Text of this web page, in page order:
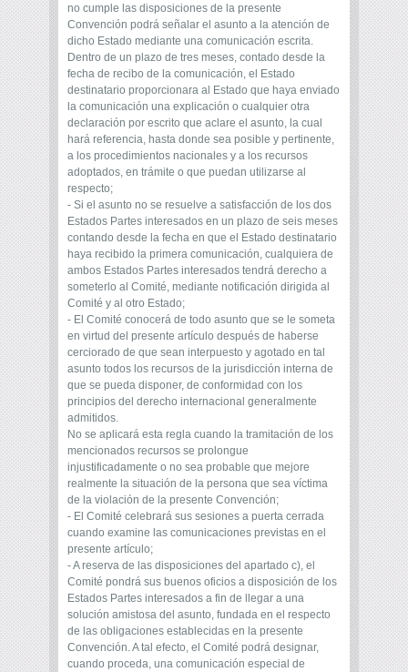
no cumple las disposiciones de la presente
Convención podrá señalar el asunto a la atención de
dicho Estado mediante una comunicación escrita.
Dentro de un plazo de tres meses, contado desde la
fecha de recibo de la comunicación, el Estado
destinatario proporcionara al Estado que haya enviado
la comunicación una explicación o cualquier otra
declaración por escrito que aclare el asunto, la cual
hará referencia, hasta donde sea posible y pertinente,
a los procedimientos nacionales y a los recursos
adoptados, en trámite o que puedan utilizarse al
respecto;
- Si el asunto no se resuelve a satisfacción de los dos
Estados Partes interesados en un plazo de seis meses
contando desde la fecha en que el Estado destinatario
haya recibido la primera comunicación, cualquiera de
ambos Estados Partes interesados tendrá derecho a
someterlo al Comité, mediante notificación dirigida al
Comité y al otro Estado;
- El Comité conocerá de todo asunto que se le someta
en virtud del presente artículo después de haberse
cerciorado de que sean interpuesto y agotado en tal
asunto todos los recursos de la jurisdicción interna de
que se pueda disponer, de conformidad con los
principios del derecho internacional generalmente
admitidos.
No se aplicará esta regla cuando la tramitación de los
mencionados recursos se prolongue
injustificadamente o no sea probable que mejore
realmente la situación de la persona que sea víctima
de la violación de la presente Convención;
- El Comité celebrará sus sesiones a puerta cerrada
cuando examine las comunicaciones previstas en el
presente artículo;
- A reserva de las disposiciones del apartado c), el
Comité pondrá sus buenos oficios a disposición de los
Estados Partes interesados a fin de llegar a una
solución amistosa del asunto, fundada en el respecto
de las obligaciones establecidas en la presente
Convención. A tal efecto, el Comité podrá designar,
cuando proceda, una comunicación especial de